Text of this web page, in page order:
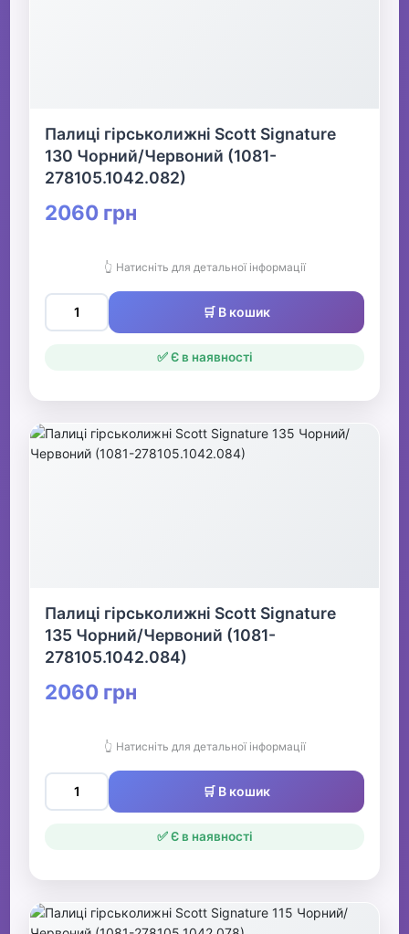
Палиці гірськолижні Scott Signature
130 Чорний/Червоний (1081-
278105.1042.082)
2060 грн
👆 Натисніть для детальної інформації
🛒 В кошик
✅ Є в наявності
Палиці гірськолижні Scott Signature
135 Чорний/Червоний (1081-
278105.1042.084)
2060 грн
👆 Натисніть для детальної інформації
🛒 В кошик
✅ Є в наявності